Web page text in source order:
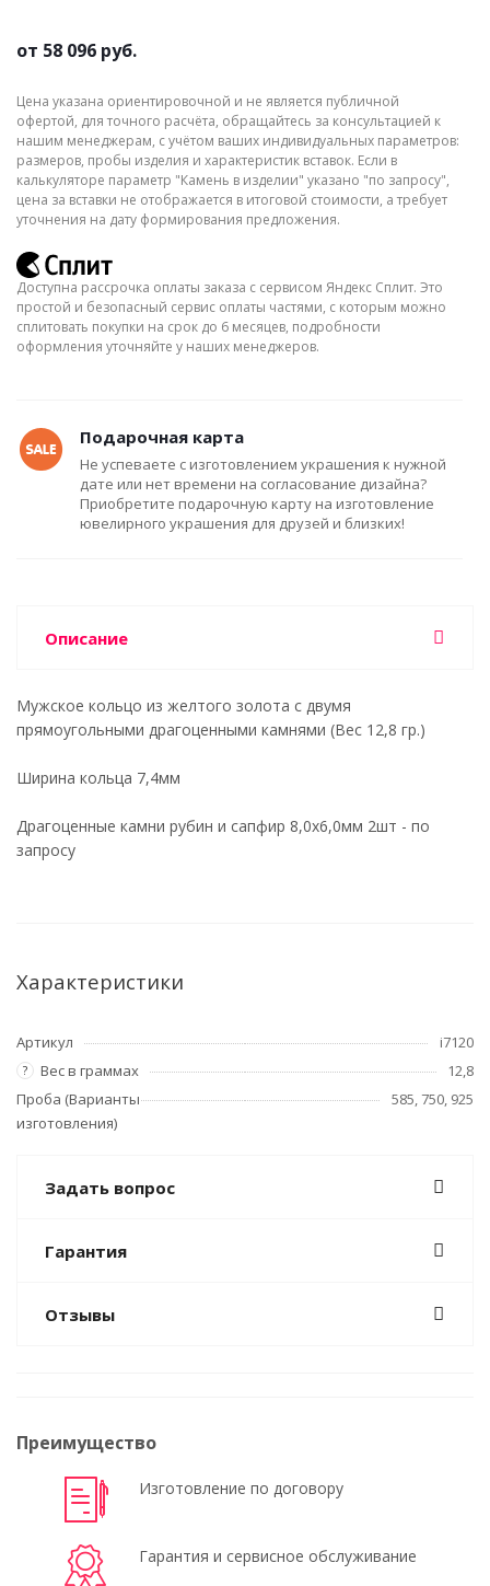
от 58 096 руб.
Цена указана ориентировочной и не является публичной
офертой, для точного расчёта, обращайтесь за консультацией к
нашим менеджерам, с учётом ваших индивидуальных параметров:
размеров, пробы изделия и характеристик вставок. Если в
калькуляторе параметр "Камень в изделии" указано "по запросу",
цена за вставки не отображается в итоговой стоимости, а требует
уточнения на дату формирования предложения.
Доступна рассрочка оплаты заказа с сервисом Яндекс Сплит. Это
простой и безопасный сервис оплаты частями, с которым можно
сплитовать покупки на срок до 6 месяцев, подробности
оформления уточняйте у наших менеджеров.
Подарочная карта
Не успеваете с изготовлением украшения к нужной
дате или нет времени на согласование дизайна?
Приобретите подарочную карту на изготовление
ювелирного украшения для друзей и близких!
Описание
Мужское кольцо из желтого золота с двумя
прямоугольными драгоценными камнями (Вес 12,8 гр.)
Ширина кольца 7,4мм
Драгоценные камни рубин и сапфир 8,0х6,0мм 2шт - по
запросу
Характеристики
Артикул i7120
? Вес в граммах
12,8
Проба (Варианты
изготовления)
585, 750, 925
Задать вопрос
Гарантия
Отзывы
Преимущество
Изготовление по договору
Гарантия и сервисное обслуживание